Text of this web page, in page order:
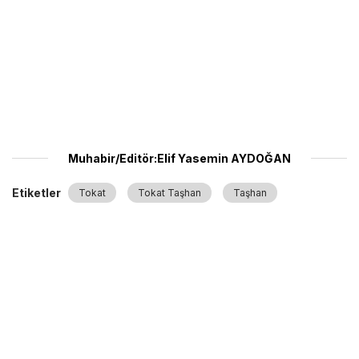
Muhabir/Editör:Elif Yasemin AYDOĞAN
Etiketler Tokat Tokat Taşhan Taşhan